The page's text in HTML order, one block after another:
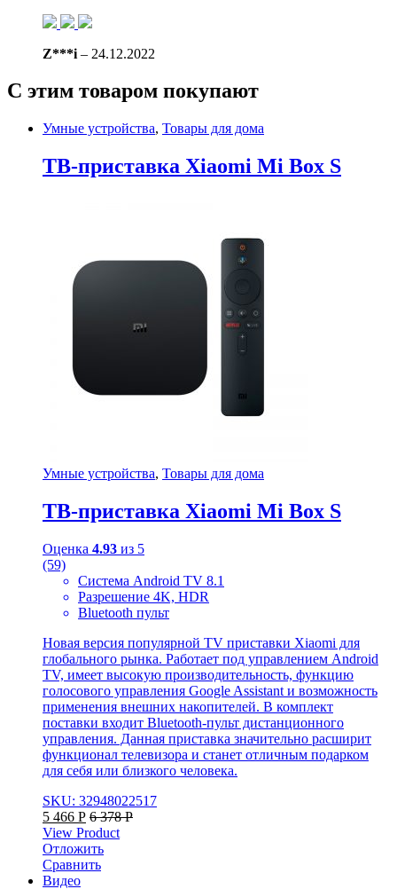
Z***i – 24.12.2022
С этим товаром покупают
Умные устройства, Товары для дома
ТВ-приставка Xiaomi Mi Box S
Умные устройства, Товары для дома
ТВ-приставка Xiaomi Mi Box S
Оценка 4.93 из 5
(59)
Система Android TV 8.1
Разрешение 4K, HDR
Bluetooth пульт
Новая версия популярной TV приставки Xiaomi для
глобального рынка. Работает под управлением Android
TV, имеет высокую производительность, функцию
голосового управления Google Assistant и возможность
применения внешних накопителей. В комплект
поставки входит Bluetooth-пульт дистанционного
управления. Данная приставка значительно расширит
функционал телевизора и станет отличным подарком
для себя или близкого человека.
SKU: 32948022517
5 466 Р 6 378Р
View Product
Отложить
Сравнить
Видео